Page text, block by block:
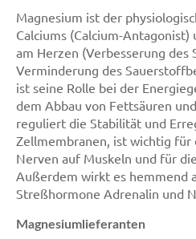
Magnesium ist der
Calciums (Calcium-
am Herzen (Verbesserung des
Verminderung des
ist seine Rolle bei der
dem Abbau von Fettsäuren
reguliert die Stabilität und
Zellmembranen, ist wichtig für
Nerven auf Muskeln und für
Außerdem wirkt es hemmend
Streßhormone Adrenalin und
Magnesiumlieferanten